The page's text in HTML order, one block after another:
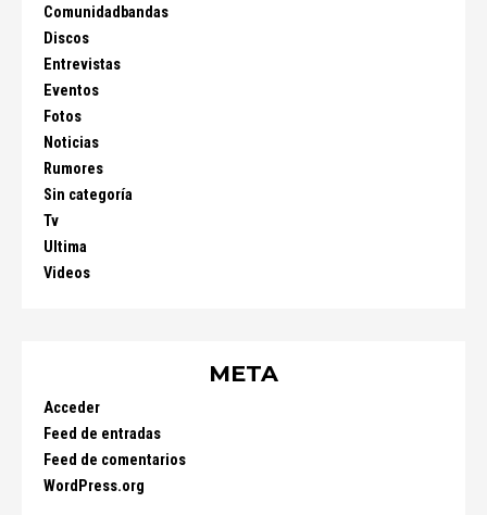
Comunidadbandas
Discos
Entrevistas
Eventos
Fotos
Noticias
Rumores
Sin categoría
Tv
Ultima
Videos
META
Acceder
Feed de entradas
Feed de comentarios
WordPress.org